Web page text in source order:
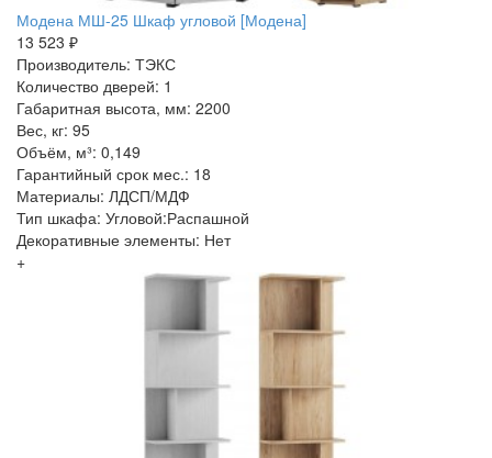
Модена МШ-25 Шкаф угловой [Модена]
13 523 ₽
Производитель: ТЭКС
Количество дверей: 1
Габаритная высота, мм: 2200
Вес, кг: 95
Объём, м³: 0,149
Гарантийный срок мес.: 18
Материалы: ЛДСП/МДФ
Тип шкафа: Угловой:Распашной
Декоративные элементы: Нет
+